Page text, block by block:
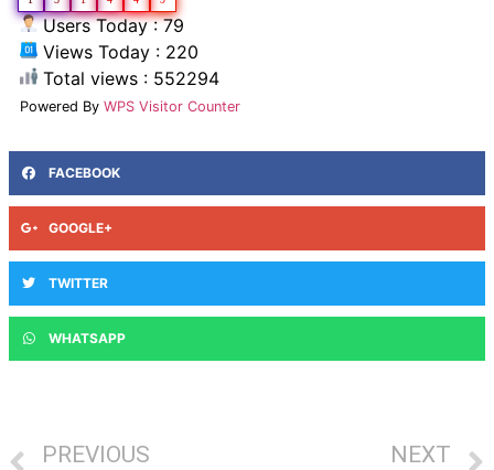
Users Today : 79
Views Today : 220
Total views : 552294
Powered By WPS Visitor Counter
FACEBOOK
GOOGLE+
TWITTER
WHATSAPP
PREVIOUS NEXT